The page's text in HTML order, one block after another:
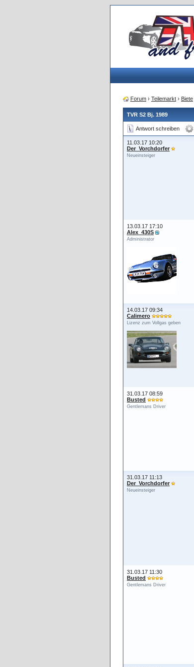
Forum › Teilemarkt › Biete
TVR S2 Bj. 1989
Antwort schreiben
11.03.17 10:20
Der_Vorchdorfer
Neueinsteiger
13.03.17 17:10
Alex_430S
Administrator
14.03.17 09:34
Calimero
Lizenz zum Vollgas geben
31.03.17 08:59
Busted
Gentlemans Driver
31.03.17 11:13
Der_Vorchdorfer
Neueinsteiger
31.03.17 11:30
Busted
Gentlemans Driver